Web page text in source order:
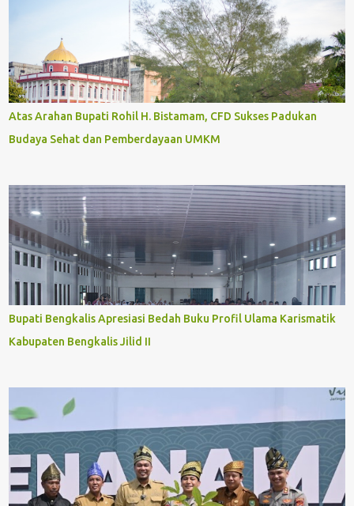
Atas Arahan Bupati Rohil H. Bistamam, CFD Sukses Padukan
Budaya Sehat dan Pemberdayaan UMKM
Bupati Bengkalis Apresiasi Bedah Buku Profil Ulama Karismatik
Kabupaten Bengkalis Jilid II